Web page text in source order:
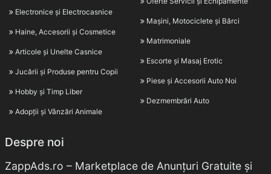
Electronice și Electrocasnice
Haine, Accesorii și Cosmetice
Articole și Unelte Casnice
Jucării și Produse pentru Copii
Hobby și Timp Liber
Adopții și Vânzări Animale
Mașini, Motociclete și Bărci
Matrimoniale
Escorte și Masaj Erotic
Piese și Accesorii Auto Noi
Dezmembrări Auto
Despre noi
ZappAds.ro – Marketplace de Anunțuri Gratuite și